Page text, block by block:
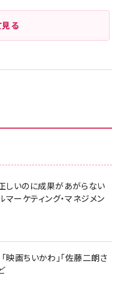
しいのに成果があがらない
ーケティング・マネジメン
映画ちいかわ」「佐藤二朗さ
見る